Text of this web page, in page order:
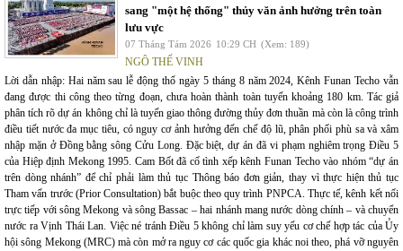
sang "một hệ thống" thủy văn ảnh hưởng trên toàn
lưu vực
07 Tháng Tám 2026 10:29 CH (Xem: 189)
NGÔ THẾ VINH
Lời dẫn nhập: Hai năm sau lễ động thổ ngày 5 tháng 8 năm 2024, Kênh Funan Techo vẫn
đang được thi công theo từng đoạn, chưa hoàn thành toàn tuyến khoảng 180 km. Tác giả
phân tích rõ dự án không chỉ là tuyến giao thông đường thủy đơn thuần mà còn là công trình
điều tiết nước đa mục tiêu, có nguy cơ ảnh hưởng đến chế độ lũ, phân phối phù sa và xâm
nhập mặn ở Đồng bằng sông Cửu Long. Đặc biệt, dự án đã vi phạm nghiêm trọng Điều 5
của Hiệp định Mekong 1995. Cam Bốt đã cố tình xếp kênh Funan Techo vào nhóm “dự án
trên dòng nhánh” để chỉ phải làm thủ tục Thông báo đơn giản, thay vì thực hiện thủ tục
Tham vấn trước (Prior Consultation) bắt buộc theo quy trình PNPCA. Thực tế, kênh kết nối
trực tiếp với sông Mekong và sông Bassac – hai nhánh mang nước dòng chính – và chuyển
nước ra Vịnh Thái Lan. Việc né tránh Điều 5 không chỉ làm suy yếu cơ chế hợp tác của Ủy
hội sông Mekong (MRC) mà còn mở ra nguy cơ các quốc gia khác noi theo, phá vỡ nguyên